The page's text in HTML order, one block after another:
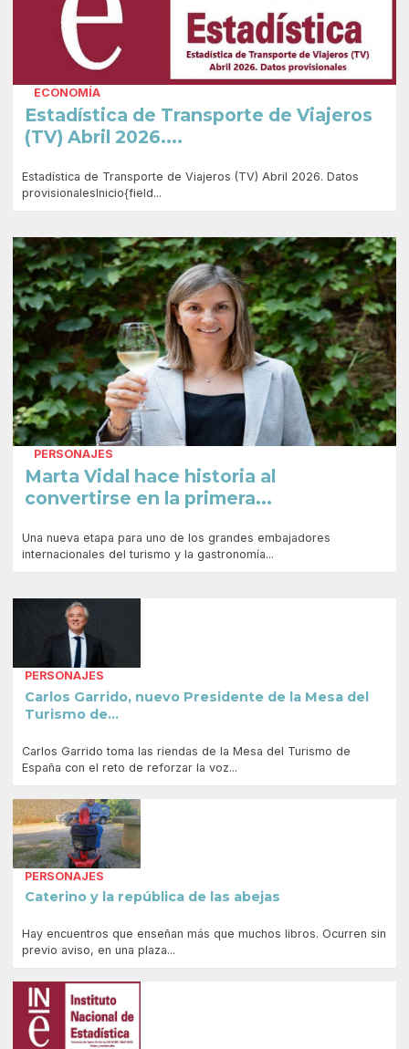
ECONOMÍA
Estadística de Transporte de Viajeros
(TV) Abril 2026....
Estadística de Transporte de Viajeros (TV) Abril 2026. Datos
provisionalesInicio{field...
PERSONAJES
Marta Vidal hace historia al
convertirse en la primera...
Una nueva etapa para uno de los grandes embajadores
internacionales del turismo y la gastronomía...
PERSONAJES
Carlos Garrido, nuevo Presidente de la Mesa del
Turismo de...
Carlos Garrido toma las riendas de la Mesa del Turismo de
España con el reto de reforzar la voz...
PERSONAJES
Caterino y la república de las abejas
Hay encuentros que enseñan más que muchos libros. Ocurren sin
previo aviso, en una plaza...